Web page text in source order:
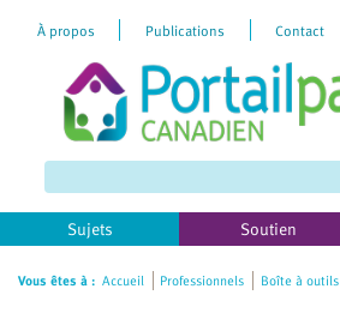
À propos Publications Contact
Sujets Soutien
Vous êtes à : Accueil Professionnels Boîte à outils